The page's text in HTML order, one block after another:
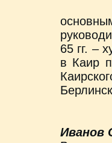
65 гг. –
в Каир
Иванов